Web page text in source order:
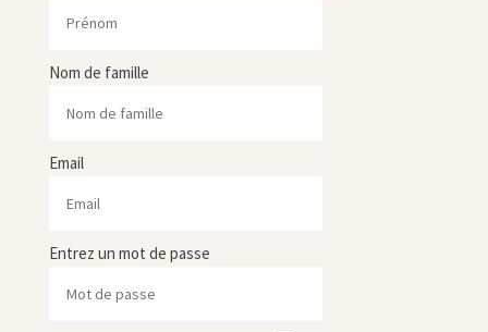
Nom de famille
Email
Entrez un mot de passe